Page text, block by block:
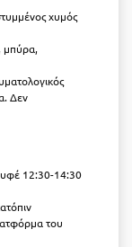
χυμός
μπύρα,
Δεν
12:30-14:30
του